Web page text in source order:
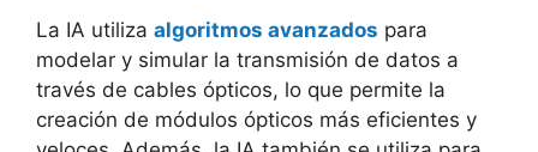
La IA utiliza algoritmos avanzados para
modelar y simular la transmisión de datos a
través de cables ópticos, lo que permite la
creación de módulos ópticos más eficientes y